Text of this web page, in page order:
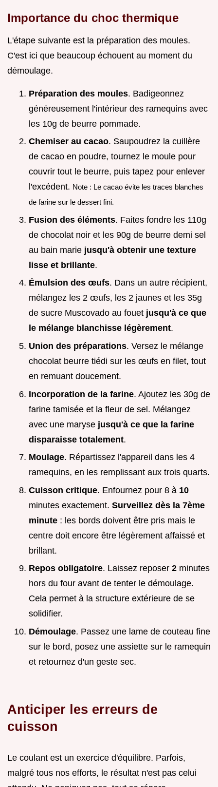
Importance du choc thermique
L'étape suivante est la préparation des moules.
C'est ici que beaucoup échouent au moment du
démoulage.
Préparation des moules. Badigeonnez
généreusement l'intérieur des ramequins avec
les 10g de beurre pommade.
Chemiser au cacao. Saupoudrez la cuillère
de cacao en poudre, tournez le moule pour
couvrir tout le beurre, puis tapez pour enlever
l'excédent. Note : Le cacao évite les traces blanches
de farine sur le dessert fini.
Fusion des éléments. Faites fondre les 110g
de chocolat noir et les 90g de beurre demi sel
au bain marie jusqu'à obtenir une texture
lisse et brillante.
Émulsion des œufs. Dans un autre récipient,
mélangez les 2 œufs, les 2 jaunes et les 35g
de sucre Muscovado au fouet jusqu'à ce que
le mélange blanchisse légèrement.
Union des préparations. Versez le mélange
chocolat beurre tiédi sur les œufs en filet, tout
en remuant doucement.
Incorporation de la farine. Ajoutez les 30g de
farine tamisée et la fleur de sel. Mélangez
avec une maryse jusqu'à ce que la farine
disparaisse totalement.
Moulage. Répartissez l'appareil dans les 4
ramequins, en les remplissant aux trois quarts.
Cuisson critique. Enfournez pour 8 à 10
minutes exactement. Surveillez dès la 7ème
minute : les bords doivent être pris mais le
centre doit encore être légèrement affaissé et
brillant.
Repos obligatoire. Laissez reposer 2 minutes
hors du four avant de tenter le démoulage.
Cela permet à la structure extérieure de se
solidifier.
Démoulage. Passez une lame de couteau fine
sur le bord, posez une assiette sur le ramequin
et retournez d'un geste sec.
Anticiper les erreurs de
cuisson
Le coulant est un exercice d'équilibre. Parfois,
malgré tous nos efforts, le résultat n'est pas celui